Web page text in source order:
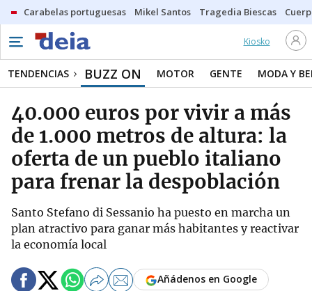
Carabelas portuguesas Mikel Santos Tragedia Biescas
Kiosko
TENDENCIAS BUZZ ON MOTOR GENTE MODA Y
40.000 euros por vivir a más
de 1.000 metros de altura: la
oferta de un pueblo italiano
para frenar la despoblación
Santo Stefano di Sessanio ha puesto en marcha un
plan atractivo para ganar más habitantes y reactivar
la economía local
Añádenos en Google